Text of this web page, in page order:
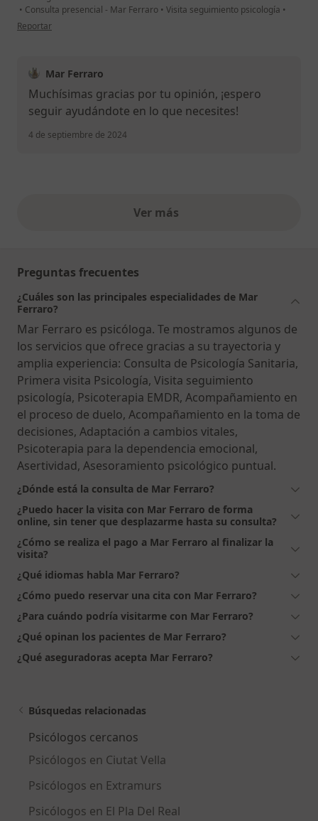
• Consulta presencial - Mar Ferraro • Visita seguimiento psicología •
en opinión del usuario Anónimo
Reportar
Mar Ferraro
Muchísimas gracias por tu opinión, ¡espero
seguir ayudándote en lo que necesites!
4 de septiembre de 2024
Ver másopiniones anteriores
Preguntas frecuentes
¿Cuáles son las principales especialidades de Mar
Ferraro?
Mar Ferraro es psicóloga. Te mostramos algunos de
los servicios que ofrece gracias a su trayectoria y
amplia experiencia: Consulta de Psicología Sanitaria,
Primera visita Psicología, Visita seguimiento
psicología, Psicoterapia EMDR, Acompañamiento en
el proceso de duelo, Acompañamiento en la toma de
decisiones, Adaptación a cambios vitales,
Psicoterapia para la dependencia emocional,
Asertividad, Asesoramiento psicológico puntual.
¿Dónde está la consulta de Mar Ferraro?
¿Puedo hacer la visita con Mar Ferraro de forma
online, sin tener que desplazarme hasta su consulta?
¿Cómo se realiza el pago a Mar Ferraro al finalizar la
visita?
¿Qué idiomas habla Mar Ferraro?
¿Cómo puedo reservar una cita con Mar Ferraro?
¿Para cuándo podría visitarme con Mar Ferraro?
¿Qué opinan los pacientes de Mar Ferraro?
¿Qué aseguradoras acepta Mar Ferraro?
Búsquedas relacionadas
Psicólogos cercanos
Psicólogos en Ciutat Vella
Psicólogos en Extramurs
Psicólogos en El Pla Del Real